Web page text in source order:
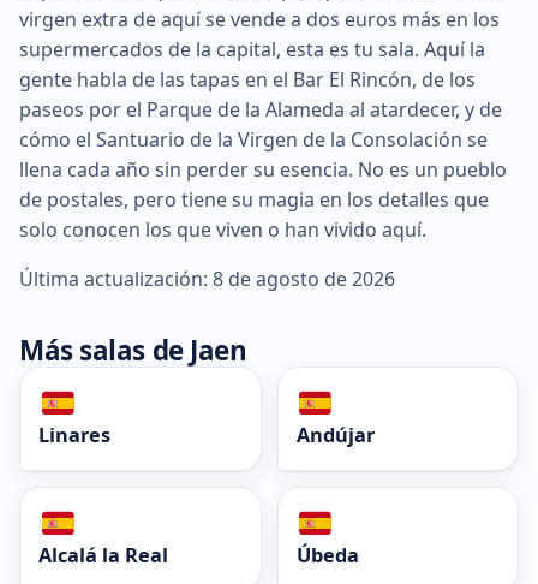
virgen extra de aquí se vende a dos euros más en los
supermercados de la capital, esta es tu sala. Aquí la
gente habla de las tapas en el Bar El Rincón, de los
paseos por el Parque de la Alameda al atardecer, y de
cómo el Santuario de la Virgen de la Consolación se
llena cada año sin perder su esencia. No es un pueblo
de postales, pero tiene su magia en los detalles que
solo conocen los que viven o han vivido aquí.
Última actualización: 8 de agosto de 2026
Más salas de Jaen
Linares Andújar
Alcalá la Real Úbeda